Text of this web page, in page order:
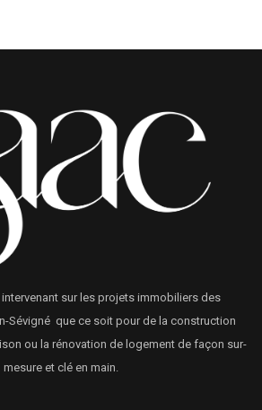
sur les projets immobiliers des
Sévigné que ce soit pour de la construction
ou la rénovation de logement de façon sur-
mesure et clé en main.